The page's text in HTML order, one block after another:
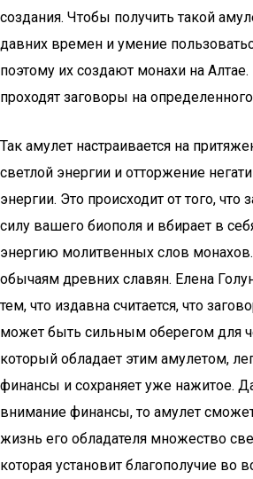
создания. Чтобы получить такой
давних времен и умение
поэтому их создают монахи на
проходят заговоры на
Так амулет настраивается на
светлой энергии и отторжение
энергии. Это происходит от того, что
силу вашего биополя и вбирает в
энергию молитвенных слов
обычаям древних славян. Елена
тем, что издавна считается, что
может быть сильным оберегом для
который обладает этим амулетом,
финансы и сохраняет уже нажитое.
внимание финансы, то амулет
жизнь его обладателя множество
которая установит благополучие во